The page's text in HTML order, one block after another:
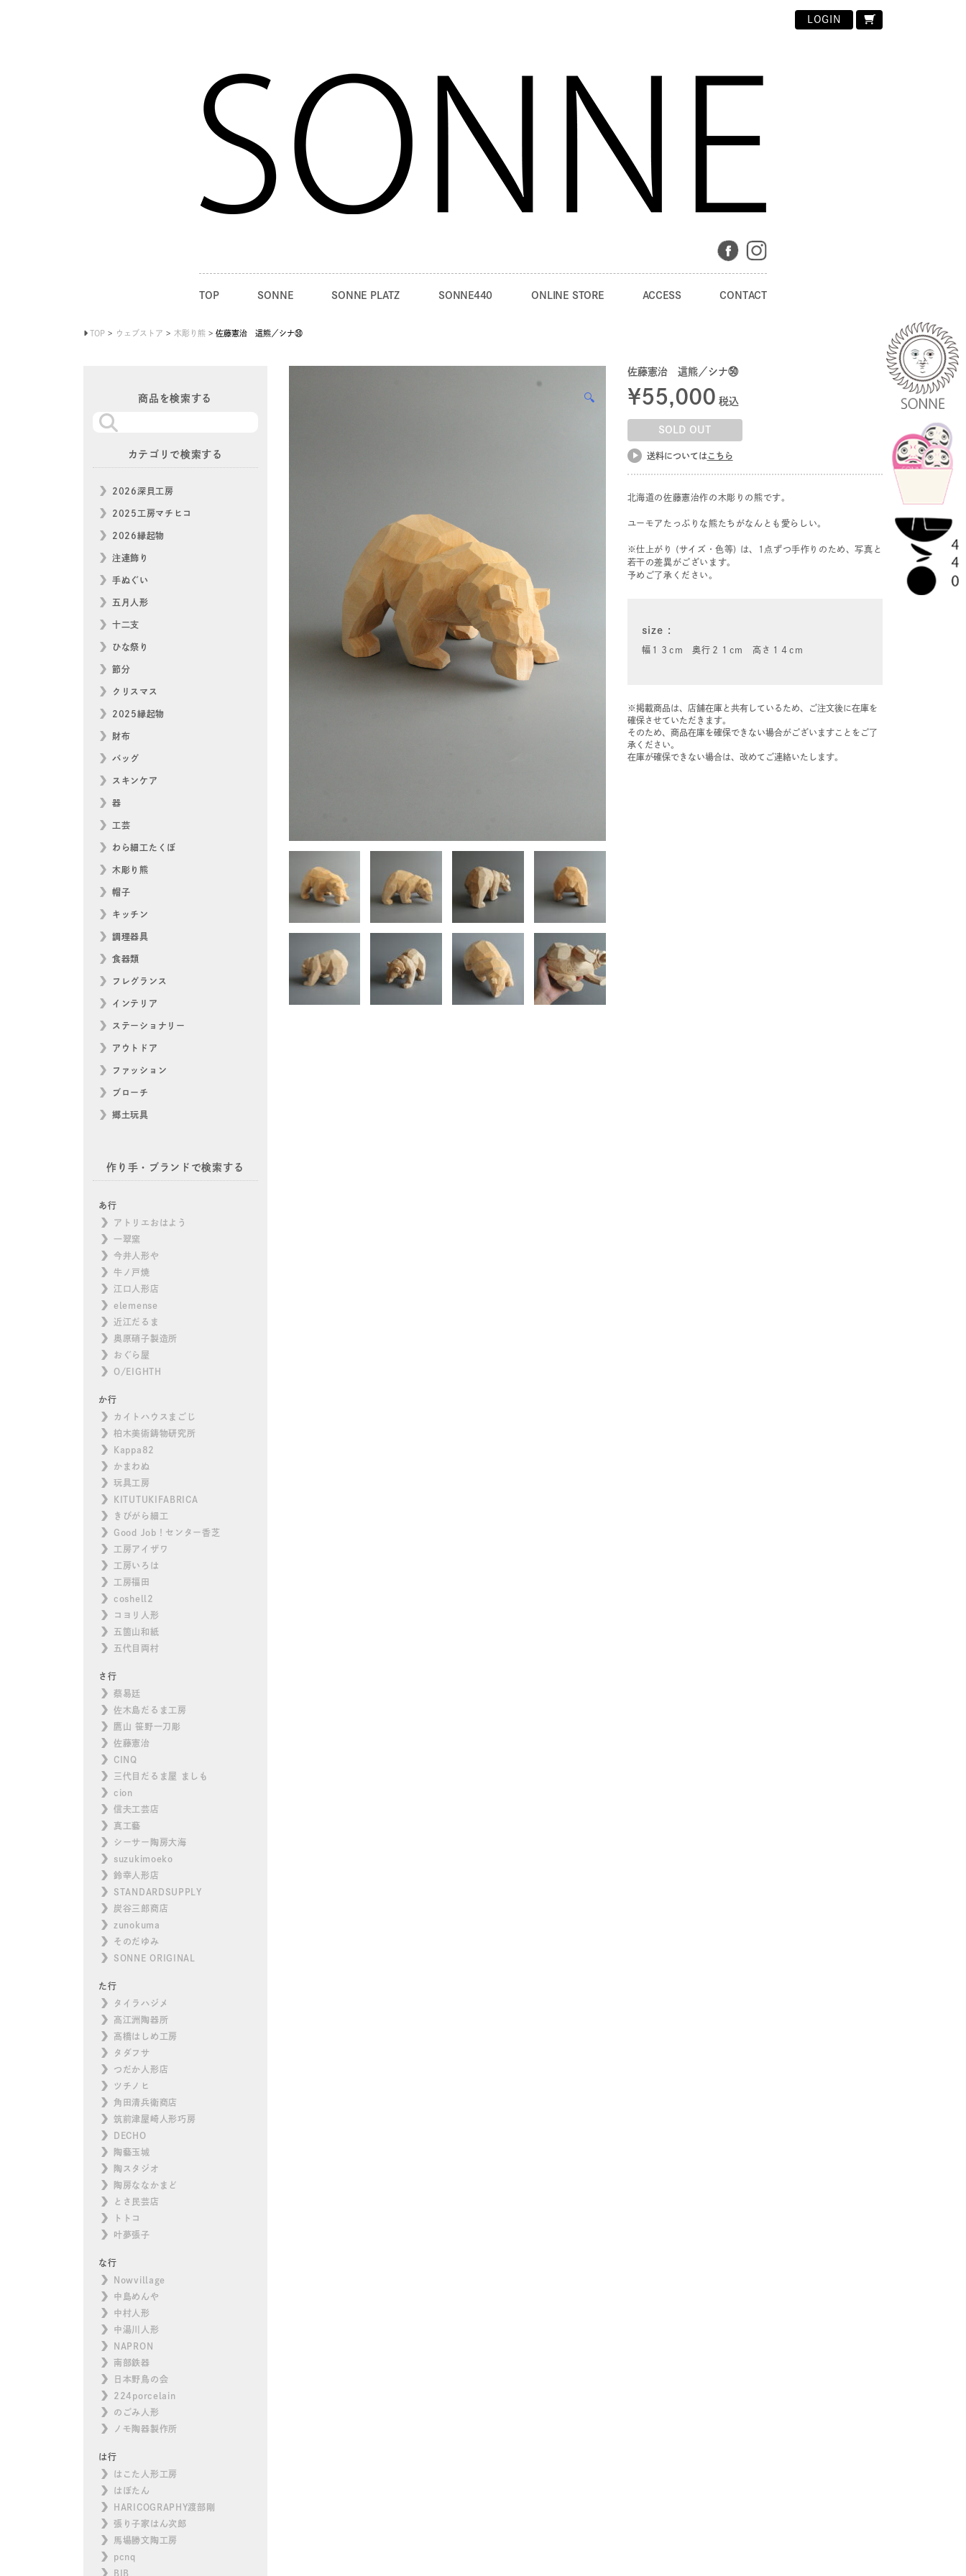
LOGIN
TOP SONNE SONNE PLATZ SONNE440 ONLINE STORE ACCESS CONTACT
TOP ウェブストア 木彫り熊 佐藤憲治 這熊／シナ㊿
🔍
佐藤憲治 這熊／シナ㊿
¥55,000 税込
SOLD OUT
送料については こちら
北海道の佐藤憲治作の木彫りの熊です。
ユーモアたっぷりな熊たちがなんとも愛らしい。
※仕上がり (サイズ・色等) は、1点ずつ手作りのため、写真と
若干の差異がございます。
予めご了承ください。
size
幅１３cm 奥行２１cm 高さ１４cm
※掲載商品は、店舗在庫と共有しているため、ご注文後に在庫を
確保させていただきます。
そのため、商品在庫を確保できない場合がございますことをご了
承ください。
在庫が確保できない場合は、改めてご連絡いたします。
商品を検索する
カテゴリで検索する
2026深貝工房
2025工房マチヒコ
2026縁起物
注連飾り
手ぬぐい
五月人形
十二支
ひな祭り
節分
クリスマス
2025縁起物
財布
バッグ
スキンケア
器
工芸
わら細工たくぼ
木彫り熊
帽子
キッチン
調理器具
食器類
フレグランス
インテリア
ステーショナリー
アウトドア
ファッション
ブローチ
郷土玩具
作り手・ブランドで検索する
あ行
アトリエおはよう
一翠窯
今井人形や
牛ノ戸焼
江口人形店
elemense
近江だるま
奥原硝子製造所
おぐら屋
O/EIGHTH
か行
カイトハウスまごじ
柏木美術鋳物研究所
Kappa82
かまわぬ
玩具工房
KITUTUKIFABRICA
きびがら細工
Good Job！センター香芝
工房アイザワ
工房いろは
工房福田
coshell2
コヨリ人形
五箇山和紙
五代目両村
さ行
蔡易廷
佐木島だるま工房
鷹山 笹野一刀彫
佐藤憲治
CINQ
三代目だるま屋 ましも
cion
信夫工芸店
真工藝
シーサー陶房大海
suzukimoeko
鈴幸人形店
STANDARDSUPPLY
炭谷三郎商店
zunokuma
そのだゆみ
SONNE ORIGINAL
た行
タイラハジメ
高江洲陶器所
高橋はしめ工房
タダフサ
つだか人形店
ツチノヒ
角田清兵衛商店
筑前津屋崎人形巧房
DECHO
陶藝玉城
陶スタジオ
陶房ななかまど
とさ民芸店
トトコ
叶夢張子
な行
Nowvillage
中島めんや
中村人形
中湯川人形
NAPRON
南部鉄器
日本野鳥の会
224porcelain
のごみ人形
ノモ陶器製作所
は行
はこた人形工房
はぼたん
HARICOGRAPHY渡部剛
張り子家はん次郎
馬場勝文陶工房
pcnq
BIB